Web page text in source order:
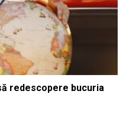
redescopere bucuria